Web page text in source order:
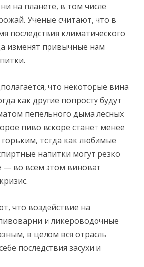
на планете, в том числе
Ученые считают, что в
последствия климатического
изменят привычные нам
что некоторые вина
как другие попросту будут
пепельного дыма лесных
пиво вскоре станет менее
тогда как любимые
напитки могут резко
— во всем этом виноват
что воздействие на
и ликероводочные
в целом вся отрасль
последствия засухи и